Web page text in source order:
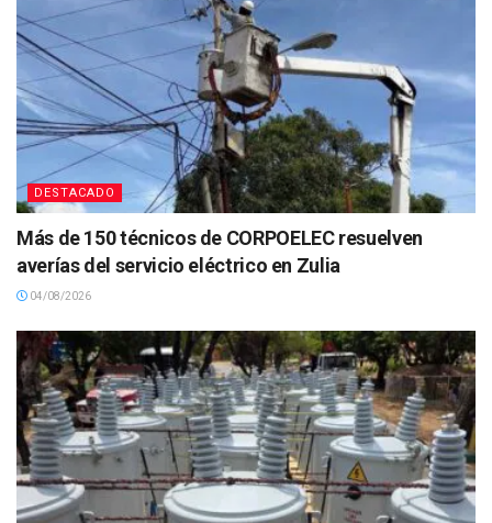
DESTACADO
Más de 150 técnicos de CORPOELEC resuelven
averías del servicio eléctrico en Zulia
04/08/2026